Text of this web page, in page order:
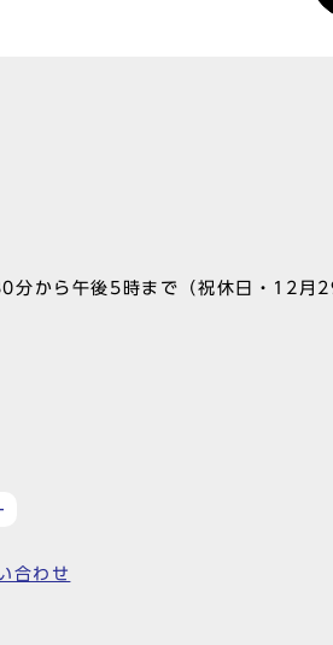
分から午後5時まで（祝休日・12月
合わせ